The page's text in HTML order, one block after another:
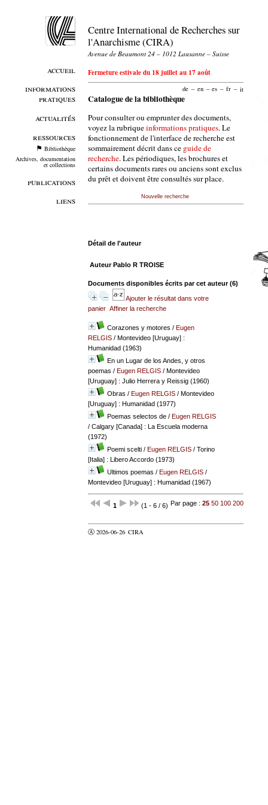
accueil
informations
pratiques
actualités
ressources
Bibliothèque
Archives, documentation
et collections
publications
liens
Centre International de Recherches sur
l'Anarchisme (CIRA)
Avenue de Beaumont 24 – 1012 Lausanne – Suisse
Fermeture estivale du 18 juillet au 17 août
de – en – es – fr – it
Catalogue de la bibliothèque
Pour consulter ou emprunter des documents,
voyez la rubriqueinformations pratiques. Le
fonctionnement de l'interface de recherche est
sommairement décrit dans ce guide de
recherche. Les périodiques, les brochures et
certains documents rares ou anciens sont exclus
du prêt et doivent être consultés sur place.
Nouvelle recherche
Détail de l'auteur
Auteur Pablo R TROISE
Documents disponibles écrits par cet auteur (6)
Ajouter le résultat dans votre
panier Affiner la recherche
Corazones y motores / Eugen
RELGIS/ Montevideo [Uruguay] :
Humanidad (1963)
En un Lugar de los Andes, y otros
poemas / Eugen RELGIS/ Montevideo
[Uruguay] : Julio Herrera y Reissig (1960)
Obras / Eugen RELGIS/ Montevideo
[Uruguay] : Humanidad (1977)
Poemas selectos de/ Eugen RELGIS
/ Calgary [Canada] : La Escuela moderna
(1972)
Poemi scelti/ Eugen RELGIS/ Torino
[Italia] : Libero Accordo (1973)
Ultimos poemas / Eugen RELGIS/
Montevideo [Uruguay] : Humanidad (1967)
1 (1 - 6 / 6) Par page : 25 50 100 200
Ⓐ 2026-06-26 CIRA